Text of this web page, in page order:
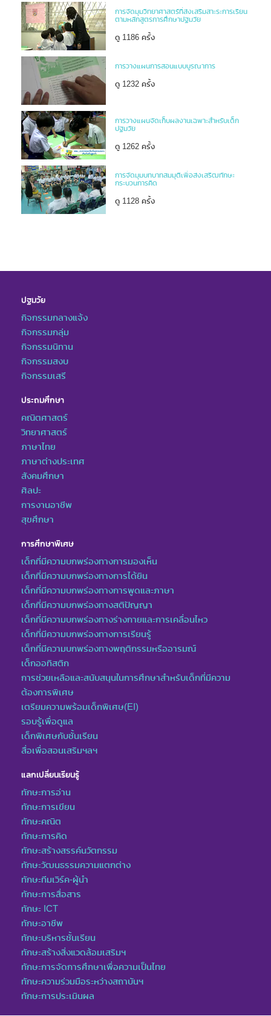
การจัดมุมวิทยาศาสตร์ที่ส่งเสริมสาะระการเรียน
ตามหลักสูตรการศึกษาปฐมวัย
ดู 1186 ครั้ง
การวางแผนการสอนแบบบูรณาการ
ดู 1232 ครั้ง
การวางแผนจัดเก็บผลงานเฉพาะสำหรับเด็ก
ปฐมวัย
ดู 1262 ครั้ง
การจัดมุมบทบาทสมมุติเพื่อส่งเสริฒทักษะ
กระบวนการคิด
ดู 1128 ครั้ง
ปฐมวัย
กิจกรรมกลางแจ้ง
กิจกรรมกลุ่ม
กิจกรรมนิทาน
กิจกรรมสงบ
กิจกรรมเสรี
ประถมศึกษา
คณิตศาสตร์
วิทยาศาสตร์
ภาษาไทย
ภาษาต่างประเทศ
สังคมศึกษา
ศิลปะ
การงานอาชีพ
สุขศึกษา
การศึกษาพิเศษ
เด็กที่มีความบกพร่องทางการมองเห็น
เด็กที่มีความบกพร่องทางการได้ยิน
เด็กที่มีความบกพร่องทางการพูดและภาษา
เด็กที่มีความบกพร่องทางสติปัญญา
เด็กที่มีความบกพร่องทางร่างกายและการเคลื่อนไหว
เด็กที่มีความบกพร่องทางการเรียนรู้
เด็กที่มีความบกพร่องทางพฤติกรรมหรืออารมณ์
เด็กออทิสติก
การช่วยเหลือและสนับสนุนในการศึกษาสำหรับเด็กที่มีความ
ต้องการพิเศษ
เตรียมความพร้อมเด็กพิเศษ(EI)
รอบรู้เพื่อดูแล
เด็กพิเศษกับชั้นเรียน
สื่อเพื่อสอนเสริมฯลฯ
แลกเปลี่ยนเรียนรู้
ทักษะการอ่าน
ทักษะการเขียน
ทักษะคณิต
ทักษะการคิด
ทักษะสร้างสรรค์นวัตกรรม
ทักษะวัฒนธรรมความแตกต่าง
ทักษะทีมเวิร์ค-ผู้นำ
ทักษะการสื่อสาร
ทักษะ ICT
ทักษะอาชีพ
ทักษะบริหารชั้นเรียน
ทักษะสร้างสิ่งแวดล้อมเสริมฯ
ทักษะการจัดการศึกษาเพื่อความเป็นไทย
ทักษะความร่วมมือระหว่างสถาบันฯ
ทักษะการประเมินผล